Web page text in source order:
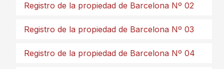
Registro de la propiedad de Barcelona Nº 02
Registro de la propiedad de Barcelona Nº 03
Registro de la propiedad de Barcelona Nº 04